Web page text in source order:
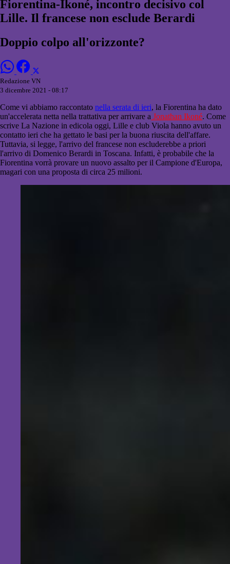
Fiorentina-Ikoné, incontro decisivo col
Lille. Il francese non esclude Berardi
Doppio colpo all'orizzonte?
Redazione VN
3 dicembre 2021 - 08:17
Come vi abbiamo raccontato nella serata di ieri, la Fiorentina ha dato
un'accelerata netta nella trattativa per arrivare a Jonathan Ikoné. Come
scrive La Nazione in edicola oggi, Lille e club Viola hanno avuto un
contatto ieri che ha gettato le basi per la buona riuscita dell'affare.
Tuttavia, si legge, l'arrivo del francese non escluderebbe a priori
l'arrivo di Domenico Berardi in Toscana. Infatti, è probabile che la
Fiorentina vorrà provare un nuovo assalto per il Campione d'Europa,
magari con una proposta di circa 25 milioni.